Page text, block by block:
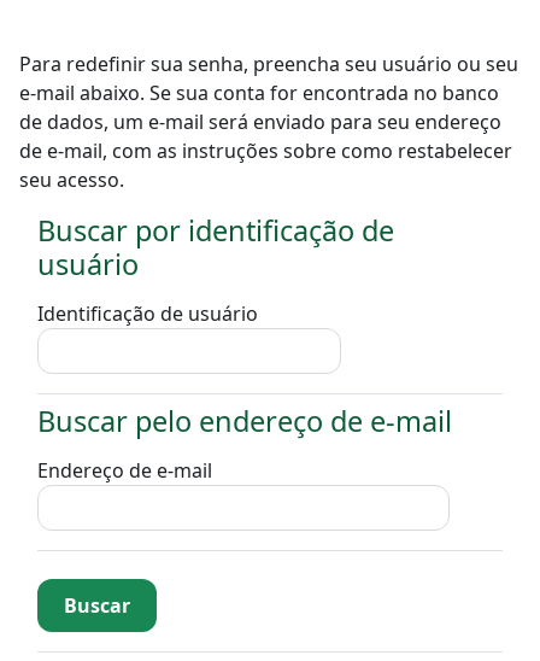
Para redefinir sua senha, preencha seu usuário ou seu
e-mail abaixo. Se sua conta for encontrada no banco
de dados, um e-mail será enviado para seu endereço
de e-mail, com as instruções sobre como restabelecer
seu acesso.
Buscar por identificação de usuário
Buscar por identificação de
usuário
Identificação de usuário
Buscar pelo endereço de e-mail
Buscar pelo endereço de e-mail
Endereço de e-mail